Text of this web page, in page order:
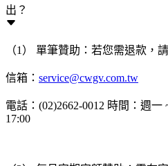
出？
（1） 單筆贊助：若您需退款，
信箱： service@cwgv.com.tw
電話：(02)2662-0012 時間：週一
17:00